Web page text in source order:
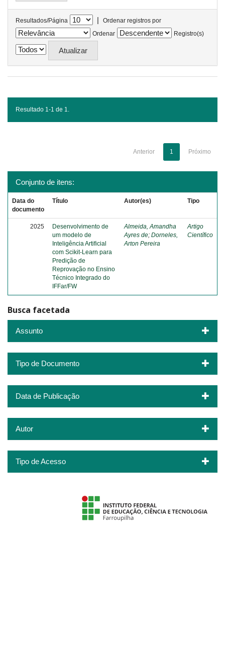
Resultados/Página |
Ordenar registros por
Ordenar
Registro(s)
Resultado 1-1 de 1.
Anterior 1 Próximo
Conjunto de itens:
Data do
documento
Título Autor(es) Tipo
2025
Desenvolvimento de
um modelo de
Inteligência Artificial
com Scikit-Learn para
Predição de
Reprovação no Ensino
Técnico Integrado do
IFFar/FW
Almeida, Amandha
Ayres de; Dorneles,
Arton Pereira
Artigo
Científico
Busca facetada
Assunto
Tipo de Documento
Data de Publicação
Autor
Tipo de Acesso